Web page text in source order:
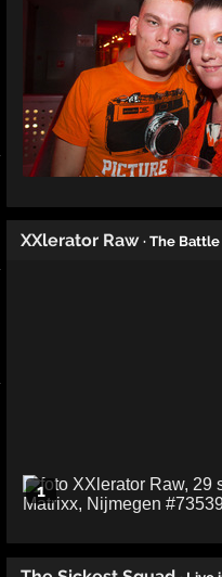
XXlerator Raw · The Battle
1